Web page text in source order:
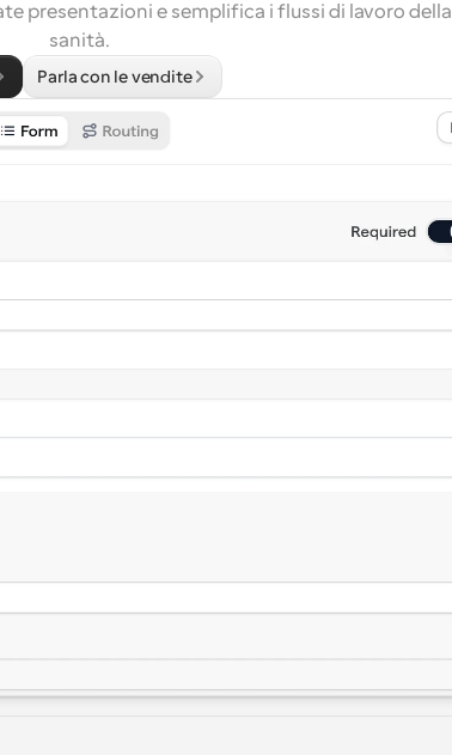
presentazioni e semplifica i flussi di lavoro della
sanità.
Parla con le vendite